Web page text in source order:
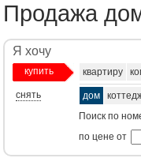
Продажа
Я хочу
купить
снять
квартиру
дом
Поиск по
по цене от